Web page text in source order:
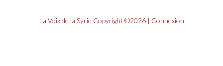
La Voix de la Syrie Copyright ©2026 | Connexion